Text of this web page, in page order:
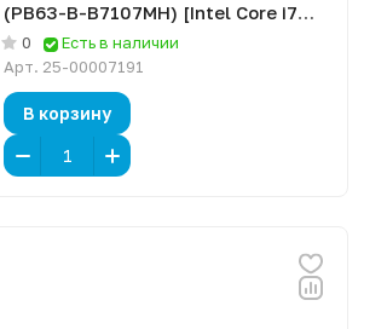
(PB63-B-B7107MH) [Intel Core i7
14700, Без ОЗУ, DOS]
0
Есть в наличии
Арт. 25-00007191
В корзину